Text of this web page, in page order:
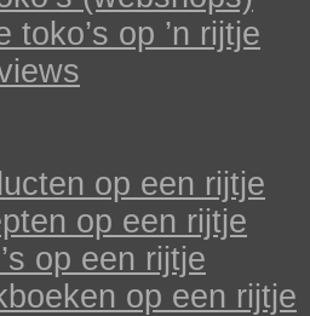
toko’s op ’n rijtje
op een rijtje
op een rijtje
op een rijtje
op een rijtje